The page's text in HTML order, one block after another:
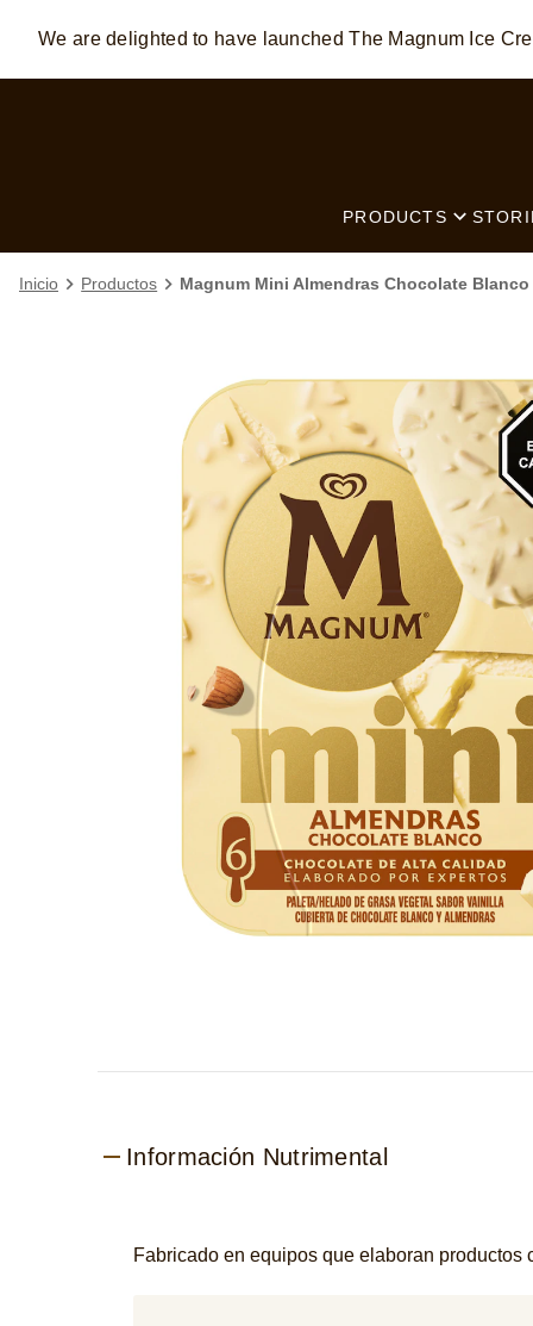
Skip to: MAIN CONTENT FOOTER
We are delighted to have launched The Magnum Ice
PRODUCTS
Inicio Productos Magnum Mini Almendras Chocolate Blanco
Información Nutrimental
Fabricado en equipos que elaboran